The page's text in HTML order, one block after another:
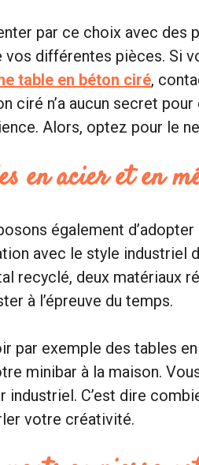
par ce choix avec des
vos différentes pièces. Si
table en béton ciré,
ciré n’a aucun secret
Alors, optez pour le
en acier et en
également
avec le style industriel
recyclé, deux matériaux
à l’épreuve du temps.
par exemple des tables
minibar à la maison.
industriel. C’est dire
votre créativité.